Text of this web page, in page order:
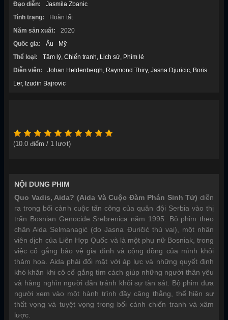
Đạo diễn:
Jasmila Zbanic
Tình trạng:
Hoàn tất
Năm sản xuất:
2020
Quốc gia:
Âu - Mỹ
Thể loại:
Tâm lý Chiến tranh Lịch sử Phim lẻ
Diễn viên:
Johan Heldenbergh Raymond Thiry Jasna Djuricic Boris
Ler
Izudin Bajrovic
(10.0 điểm / 1 lượt)
NỘI DUNG PHIM
Quo Vadis, Aida? (Aida Và Cuộc Đàm Phán Sinh Tử) diễn
ra trong bối cảnh cuộc tấn công của quân đội Serbia vào thị
trấn Bosnian Genocide Srebrenica năm 1995. Bộ phim theo
chân Aida Selmanagić (do Jasna Đuričić thủ vai), một nhân
viên dịch của Liên Hợp Quốc và là một phụ nữ Bosniak, trong
việc cố gắng bảo vệ gia đình và cộng đồng của mình khỏi
thảm họa. Aida phải đối mặt với áp lực và những quyết định
khó khăn khi cô cố gắng tìm cách giúp những người thân yêu
và hàng nghìn người dân tránh khỏi sự tàn sát. Bộ phim đưa
người xem vào một hành trình đầy căng thẳng, thể hiện sự
thất vọng và tuyệt vọng trong bối cảnh chiến tranh và xâm
lược.